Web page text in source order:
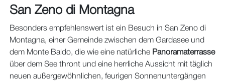
San Zeno di Montagna
Besonders empfehlenswert ist ein Besuch in San Zeno di
Montagna, einer Gemeinde zwischen dem Gardasee und
dem Monte Baldo, die wie eine natürliche Panoramaterrasse
über dem See thront und eine herrliche Aussicht mit täglich
neuen außergewöhnlichen, feurigen Sonnenuntergängen